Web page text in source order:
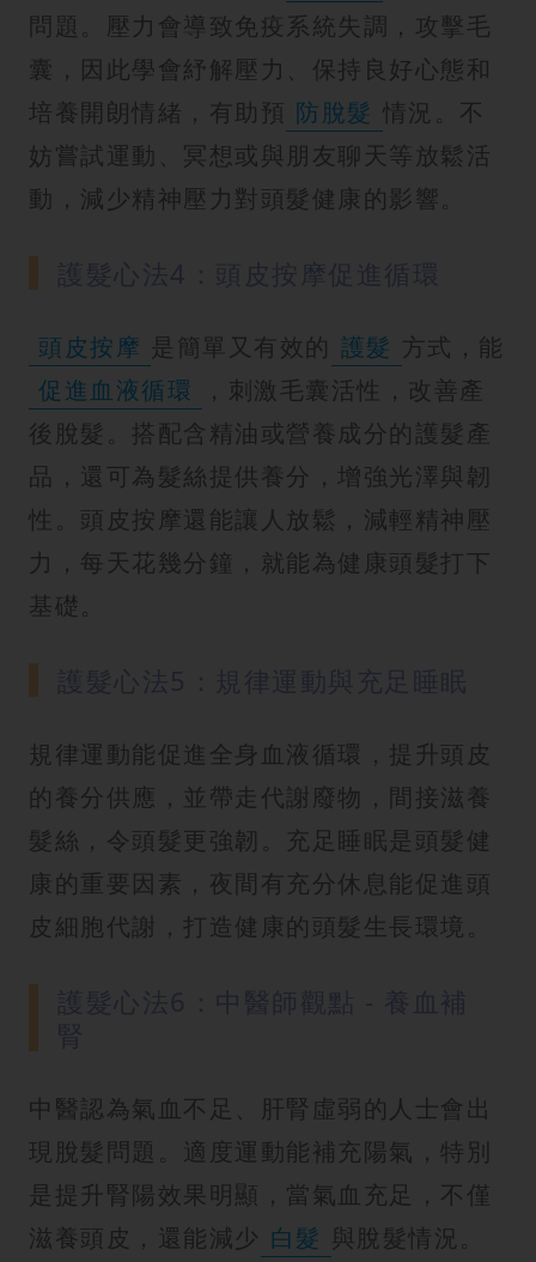
問題。壓力會導致免疫系統失調，攻擊毛
囊，因此學會紓解壓力、保持良好心態和
培養開朗情緒，有助預 防脫髮 情況。不
妨嘗試運動、冥想或與朋友聊天等放鬆活
動，減少精神壓力對頭髮健康的影響。
頭皮按摩 是簡單又有效的 護髮 方式，能
促進血液循環
，刺激毛囊活性，改善產
後脫髮。搭配含精油或營養成分的護髮產
品，還可為髮絲提供養分，增強光澤與韌
性。頭皮按摩還能讓人放鬆，減輕精神壓
力，每天花幾分鐘，就能為健康頭髮打下
基礎。
規律運動能促進全身血液循環，提升頭皮
的養分供應，並帶走代謝廢物，間接滋養
髮絲，令頭髮更強韌。充足睡眠是頭髮健
康的重要因素，夜間有充分休息能促進頭
皮細胞代謝，打造健康的頭髮生長環境。
中醫認為氣血不足、肝腎虛弱的人士會出
現脫髮問題。適度運動能補充陽氣，特別
是提升腎陽效果明顯，當氣血充足，不僅
滋養頭皮，還能減少 白髮 與脫髮情況。